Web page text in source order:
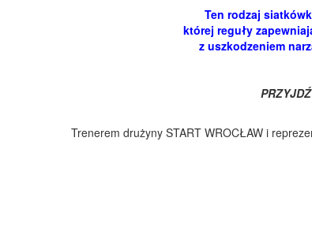
Ten rodzaj
której reguły
z uszkodzeniem
Trenerem drużyny START WROCŁAW i